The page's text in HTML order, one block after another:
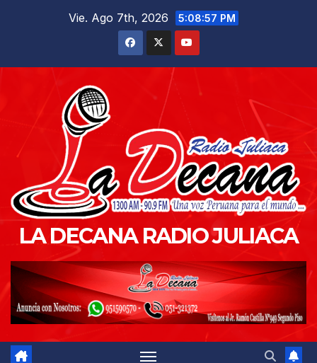
Vie. Ago 7th, 2026 5:08:59 PM
LA DECANA RADIO JULIACA